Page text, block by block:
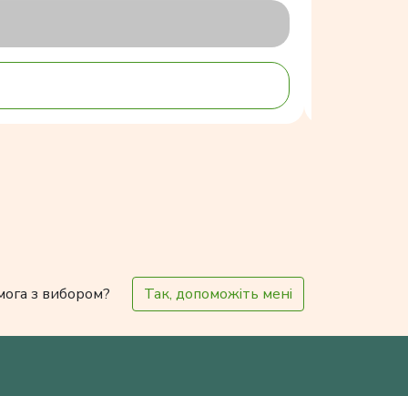
з вибором? Так, допоможіть мені